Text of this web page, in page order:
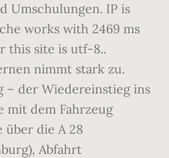
Umschulungen. IP is
works with 2469 ms
this site is utf-8..
nimmt stark zu.
– der Wiedereinstieg ins
mit dem Fahrzeug
über die A 28
Abfahrt